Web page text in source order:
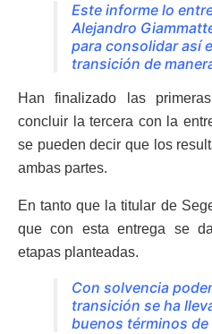
Este informe lo
Alejandro
para consolidar así
transición de
Han finalizado las
concluir la tercera con la
se pueden decir que los
ambas partes.
En tanto que la titular de
que con esta entrega se
etapas planteadas.
Con solvencia
transición se ha
buenos términos